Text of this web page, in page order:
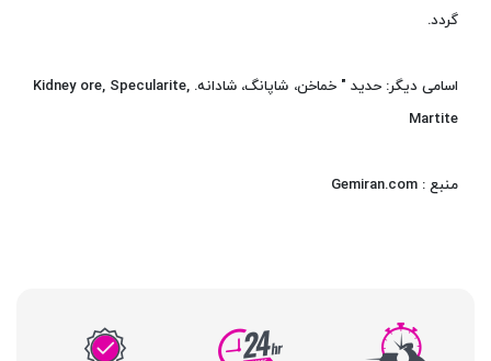
گردد.
اسامی دیگر: حدید " خماخن، شاپانگ، شادانه. Kidney ore, Specularite,
Martite
منبع : Gemiran.com